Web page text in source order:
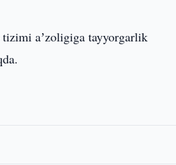
aʼzoligiga tayyorgarlik